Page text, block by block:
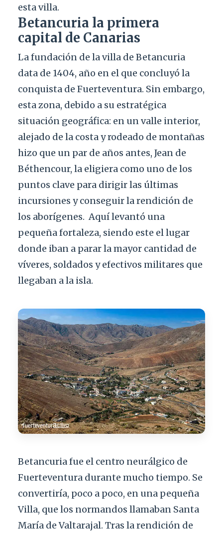
esta villa.
Betancuria la primera
capital de Canarias
La fundación de la villa de Betancuria
data de 1404, año en el que concluyó la
conquista de Fuerteventura. Sin embargo,
esta zona, debido a su estratégica
situación geográfica: en un valle interior,
alejado de la costa y rodeado de montañas
hizo que un par de años antes, Jean de
Béthencour, la eligiera como uno de los
puntos clave para dirigir las últimas
incursiones y conseguir la rendición de
los aborígenes. Aquí levantó una
pequeña fortaleza, siendo este el lugar
donde iban a parar la mayor cantidad de
víveres, soldados y efectivos militares que
llegaban a la isla.
Betancuria fue el centro neurálgico de
Fuerteventura durante mucho tiempo. Se
convertiría, poco a poco, en una pequeña
Villa, que los normandos llamaban Santa
María de Valtarajal. Tras la rendición de